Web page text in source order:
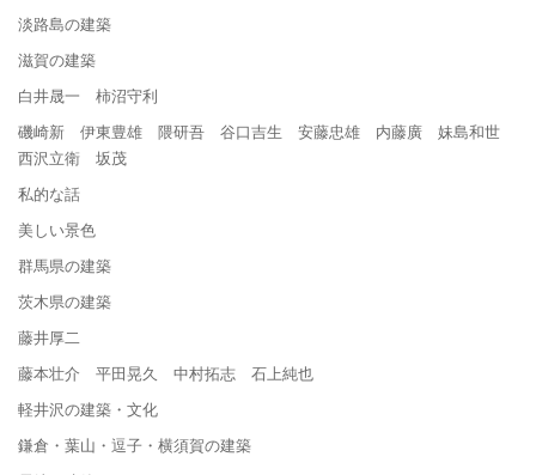
淡路島の建築
滋賀の建築
白井晟一 柿沼守利
磯崎新 伊東豊雄 隈研吾 谷口吉生 安藤忠雄 内藤廣 妹島和世
西沢立衛 坂茂
私的な話
美しい景色
群馬県の建築
茨木県の建築
藤井厚二
藤本壮介 平田晃久 中村拓志 石上純也
軽井沢の建築・文化
鎌倉・葉山・逗子・横須賀の建築